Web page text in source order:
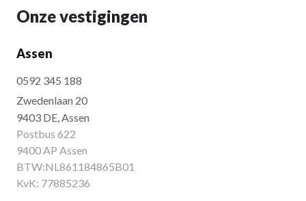
Onze vestigingen
Assen
0592 345 188
Zwedenlaan 20
9403 DE, Assen
Postbus 622
9400 AP Assen
BTW:NL861184865B01
KvK: 77885236